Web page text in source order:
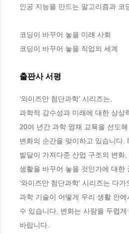
인공 지능을 만드는 알고리즘과 코
코딩이 바꾸어 놓을 미래 사회
코딩이 바꾸어 놓을 직업의 세계
출판사 서평
‘와이즈만 첨단과학’ 시리즈는,
과학적 감수성과 미래에 대한 상상
20여 년간 과학 영재 교육을 선도
변화의 순간을 맞이하고 있습니다
발달이 가져다준 산업 구조의 변
생활을 바꾸어 놓을 것인가에 대
‘와이즈만 첨단과학’ 시리즈는 다
과학 기술이 어떻게 우리 생활 안
수 있습니다. 변화는 사람을 두렵
바랍니다.